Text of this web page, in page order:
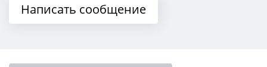
Написать сообщение